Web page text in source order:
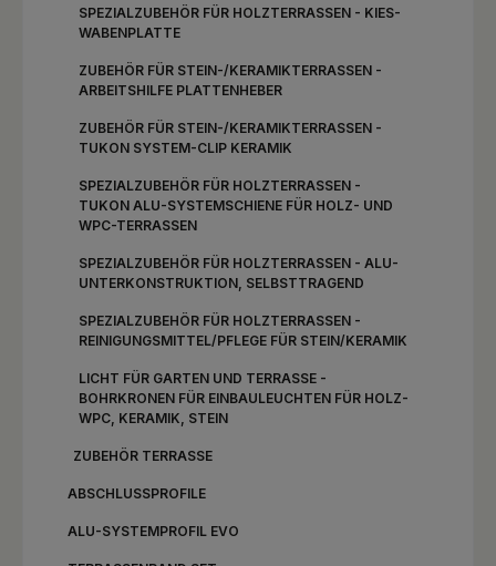
SPEZIALZUBEHÖR FÜR HOLZTERRASSEN - KIES-
WABENPLATTE
ZUBEHÖR FÜR STEIN-/KERAMIKTERRASSEN -
ARBEITSHILFE PLATTENHEBER
ZUBEHÖR FÜR STEIN-/KERAMIKTERRASSEN -
TUKON SYSTEM-CLIP KERAMIK
SPEZIALZUBEHÖR FÜR HOLZTERRASSEN -
TUKON ALU-SYSTEMSCHIENE FÜR HOLZ- UND
WPC-TERRASSEN
SPEZIALZUBEHÖR FÜR HOLZTERRASSEN - ALU-
UNTERKONSTRUKTION, SELBSTTRAGEND
SPEZIALZUBEHÖR FÜR HOLZTERRASSEN -
REINIGUNGSMITTEL/PFLEGE FÜR STEIN/KERAMIK
LICHT FÜR GARTEN UND TERRASSE -
BOHRKRONEN FÜR EINBAULEUCHTEN FÜR HOLZ-
WPC, KERAMIK, STEIN
ZUBEHÖR TERRASSE
ABSCHLUSSPROFILE
ALU-SYSTEMPROFIL EVO